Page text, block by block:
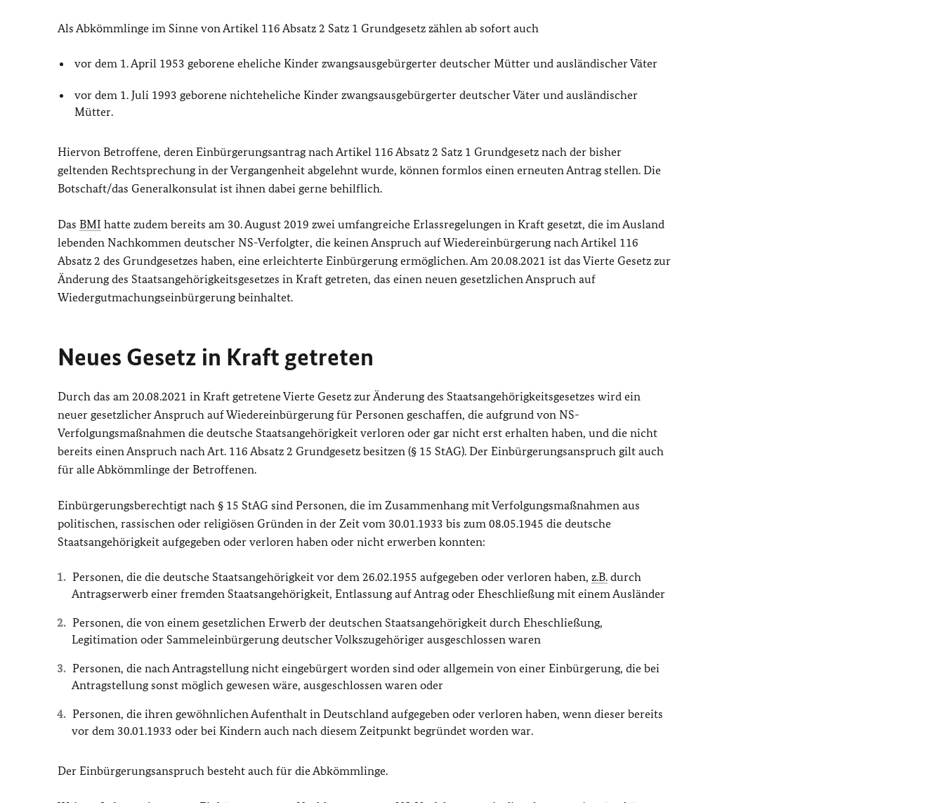
Als Abkömmlinge im Sinne von Artikel 116 Absatz 2 Satz 1 Grundgesetz zählen ab sofort auch
vor dem 1. April 1953 geborene eheliche Kinder zwangsausgebürgerter deutscher Mütter und ausländischer Väter
vor dem 1. Juli 1993 geborene nichteheliche Kinder zwangsausgebürgerter deutscher Väter und ausländischer
Mütter.
Hiervon Betroffene, deren Einbürgerungsantrag nach Artikel 116 Absatz 2 Satz 1 Grundgesetz nach der bisher
geltenden Rechtsprechung in der Vergangenheit abgelehnt wurde, können formlos einen erneuten Antrag stellen. Die
Botschaft/das Generalkonsulat ist ihnen dabei gerne behilflich.
Das BMI hatte zudem bereits am 30. August 2019 zwei umfangreiche Erlassregelungen in Kraft gesetzt, die im Ausland
lebenden Nachkommen deutscher NS-Verfolgter, die keinen Anspruch auf Wiedereinbürgerung nach Artikel 116
Absatz 2 des Grundgesetzes haben, eine erleichterte Einbürgerung ermöglichen. Am 20.08.2021 ist das Vierte Gesetz zur
Änderung des Staatsangehörigkeitsgesetzes in Kraft getreten, das einen neuen gesetzlichen Anspruch auf
Wiedergutmachungseinbürgerung beinhaltet.
Neues Gesetz in Kraft getreten
Durch das am 20.08.2021 in Kraft getretene Vierte Gesetz zur Änderung des Staatsangehörigkeitsgesetzes wird ein
neuer gesetzlicher Anspruch auf Wiedereinbürgerung für Personen geschaffen, die aufgrund von NS-
Verfolgungsmaßnahmen die deutsche Staatsangehörigkeit verloren oder gar nicht erst erhalten haben, und die nicht
bereits einen Anspruch nach Art. 116 Absatz 2 Grundgesetz besitzen (§ 15 StAG). Der Einbürgerungsanspruch gilt auch
für alle Abkömmlinge der Betroffenen.
Einbürgerungsberechtigt nach § 15 StAG sind Personen, die im Zusammenhang mit Verfolgungsmaßnahmen aus
politischen, rassischen oder religiösen Gründen in der Zeit vom 30.01.1933 bis zum 08.05.1945 die deutsche
Staatsangehörigkeit aufgegeben oder verloren haben oder nicht erwerben konnten:
Personen, die die deutsche Staatsangehörigkeit vor dem 26.02.1955 aufgegeben oder verloren haben,z.B. durch
Antragserwerb einer fremden Staatsangehörigkeit, Entlassung auf Antrag oder Eheschließung mit einem Ausländer
Personen, die von einem gesetzlichen Erwerb der deutschen Staatsangehörigkeit durch Eheschließung,
Legitimation oder Sammeleinbürgerung deutscher Volkszugehöriger ausgeschlossen waren
Personen, die nach Antragstellung nicht eingebürgert worden sind oder allgemein von einer Einbürgerung, die bei
Antragstellung sonst möglich gewesen wäre, ausgeschlossen waren oder
Personen, die ihren gewöhnlichen Aufenthalt in Deutschland aufgegeben oder verloren haben, wenn dieser bereits
vor dem 30.01.1933 oder bei Kindern auch nach diesem Zeitpunkt begründet worden war.
Der Einbürgerungsanspruch besteht auch für die Abkömmlinge.